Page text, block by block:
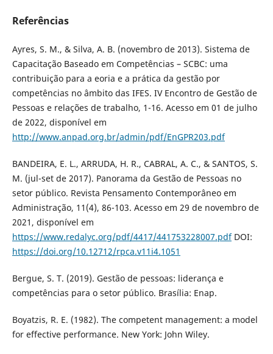
Referências
Ayres, S. M., & Silva, A. B. (novembro de 2013). Sistema de
Capacitação Baseado em Competências – SCBC: uma
contribuição para a eoria e a prática da gestão por
competências no âmbito das IFES. IV Encontro de Gestão de
Pessoas e relações de trabalho, 1-16. Acesso em 01 de julho
de 2022, disponível em
http://www.anpad.org.br/admin/pdf/EnGPR203.pdf
BANDEIRA, E. L., ARRUDA, H. R., CABRAL, A. C., & SANTOS, S.
M. (jul-set de 2017). Panorama da Gestão de Pessoas no
setor público. Revista Pensamento Contemporâneo em
Administração, 11(4), 86-103. Acesso em 29 de novembro de
2021, disponível em
https://www.redalyc.org/pdf/4417/441753228007.pdfDOI:
https://doi.org/10.12712/rpca.v11i4.1051
Bergue, S. T. (2019). Gestão de pessoas: liderança e
competências para o setor público. Brasília: Enap.
Boyatzis, R. E. (1982). The competent management: a model
for effective performance. New York: John Wiley.